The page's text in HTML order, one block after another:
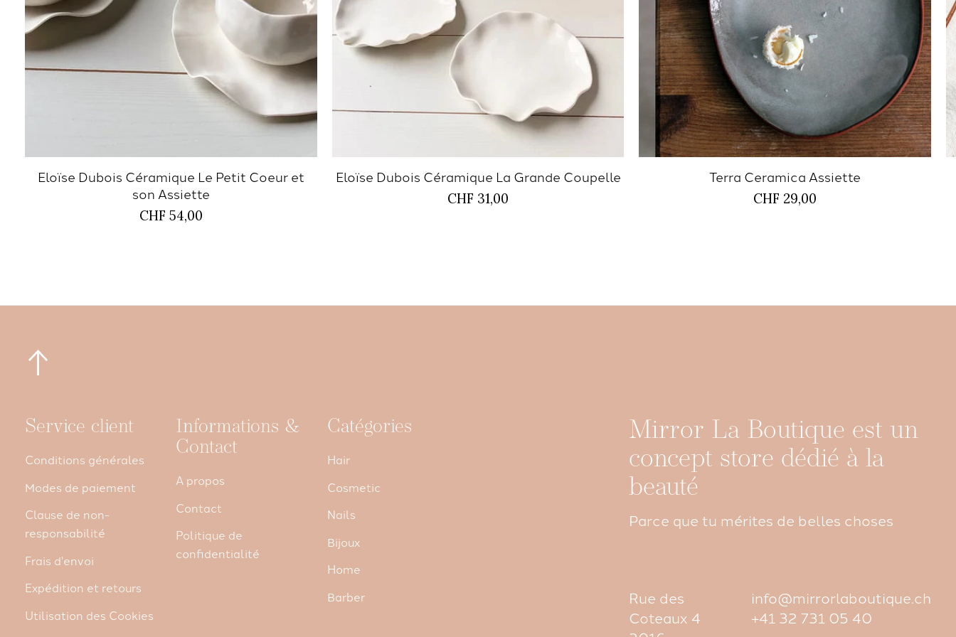
Eloïse Dubois Céramique Le Petit Coeur et
son Assiette
CHF 54,00
Eloïse Dubois Céramique La Grande Coupelle
CHF 31,00
Terra Ceramica Assiette
CHF 29,00
Service client
Conditions générales
Modes de paiement
Clause de non-
responsabilité
Frais d'envoi
Expédition et retours
Utilisation des Cookies
Informations &
Contact
A propos
Contact
Politique de
confidentialité
Catégories
Hair
Cosmetic
Nails
Bijoux
Home
Barber
Mirror La Boutique est un
concept store dédié à la
beauté
Parce que tu mérites de belles choses
Rue des
Coteaux 4
info@mirrorlaboutique.ch
+41 32 731 05 40